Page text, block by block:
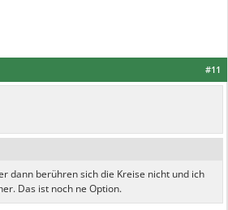
#11
dann berühren sich die Kreise nicht und ich
Das ist noch ne Option.